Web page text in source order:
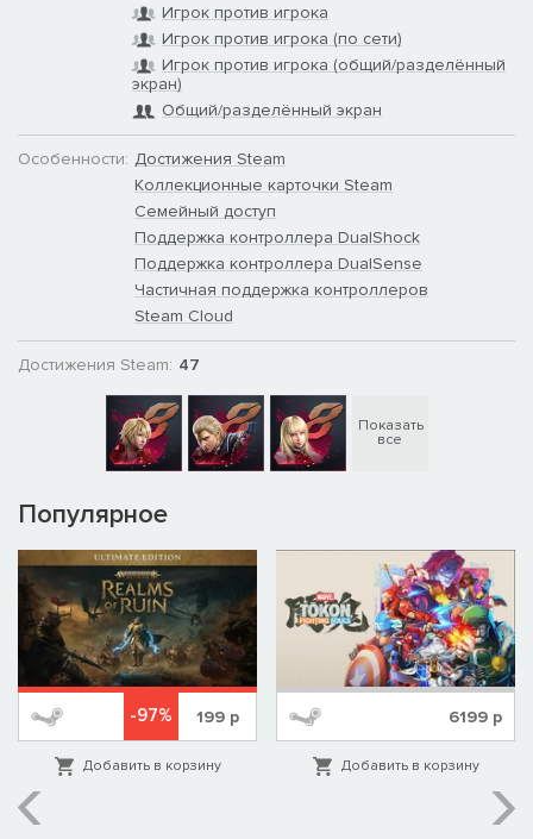
Игрок против игрока
Игрок против игрока (по сети)
Игрок против игрока (общий/разделённый
экран)
Общий/разделённый экран
Особенности: Достижения Steam
Коллекционные карточки Steam
Семейный доступ
Поддержка контроллера DualShock
Поддержка контроллера DualSense
Частичная поддержка контроллеров
Steam Cloud
Достижения Steam: 47
Показать
все
Популярное
-97% 199р
Добавить в корзину
6199 р
Добавить в корзину